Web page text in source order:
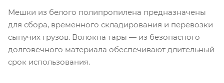
Мешки из белого полипропилена предназначены
для сбора, временного складирования и перевозки
сыпучих грузов. Волокна тары — из безопасного
долговечного материала обеспечивают длительный
срок использования.